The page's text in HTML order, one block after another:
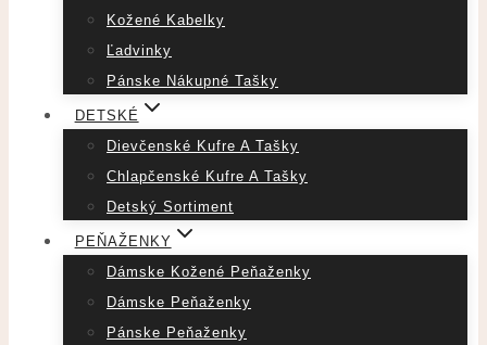
Kožené Kabelky
Ľadvinky
Pánske Nákupné Tašky
DETSKÉ
Dievčenské Kufre A Tašky
Chlapčenské Kufre A Tašky
Detský Sortiment
PEŇAŽENKY
Dámske Kožené Peňaženky
Dámske Peňaženky
Pánske Peňaženky